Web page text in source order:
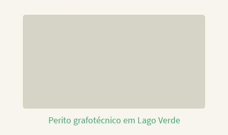
Perito grafotécnico em Lago Verde